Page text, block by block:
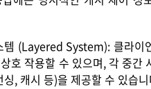
템 (Layered System): 클라이
호 작용할 수 있으며, 각 중간
싱, 캐시 등)을 제공할 수 있습